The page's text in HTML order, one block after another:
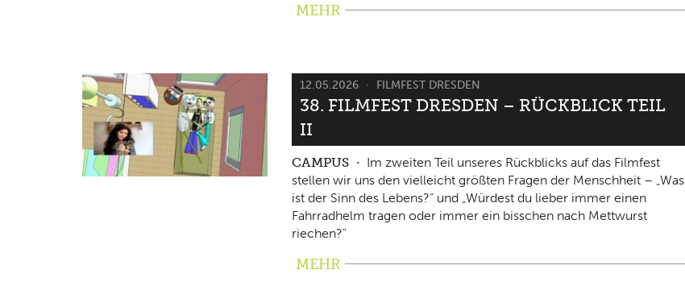
MEHR
12.05.2026 FILMFEST DRESDEN
38. FILMFEST DRESDEN – RÜCKBLICK TEIL
II
CAMPUS
Im zweiten Teil unseres Rückblicks auf das Filmfest
stellen wir uns den vielleicht größten Fragen der Menschheit – „Was
ist der Sinn des Lebens?“ und „Würdest du lieber immer einen
Fahrradhelm tragen oder immer ein bisschen nach Mettwurst
riechen?"
MEHR